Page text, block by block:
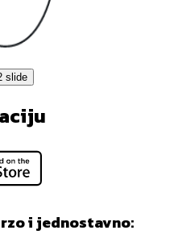
slide
i jednostavno: